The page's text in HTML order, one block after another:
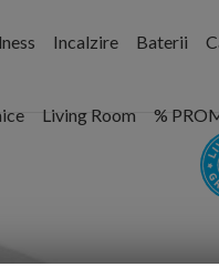
Incalzire Baterii
Living Room %